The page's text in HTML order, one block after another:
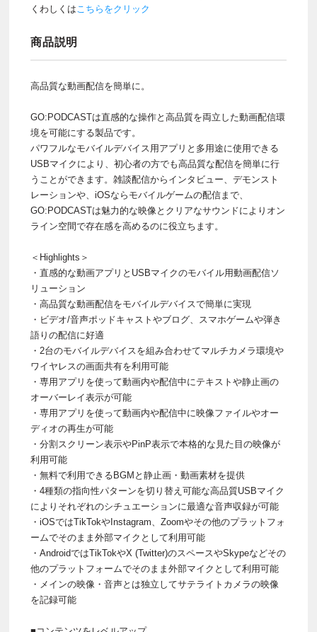
くわしくはこちらをクリック
商品説明
高品質な動画配信を簡単に。
GO:PODCASTは直感的な操作と高品質を両立した動画配信環
境を可能にする製品です。
パワフルなモバイルデバイス用アプリと多用途に使用できる
USBマイクにより、初心者の方でも高品質な配信を簡単に行
うことができます。雑談配信からインタビュー、デモンスト
レーションや、iOSならモバイルゲームの配信まで、
GO:PODCASTは魅力的な映像とクリアなサウンドによりオン
ライン空間で存在感を高めるのに役立ちます。
＜Highlights＞
・直感的な動画アプリとUSBマイクのモバイル用動画配信ソ
リューション
・高品質な動画配信をモバイルデバイスで簡単に実現
・ビデオ/音声ポッドキャストやブログ、スマホゲームや弾き
語りの配信に好適
・2台のモバイルデバイスを組み合わせてマルチカメラ環境や
ワイヤレスの画面共有を利用可能
・専用アプリを使って動画内や配信中にテキストや静止画の
オーバーレイ表示が可能
・専用アプリを使って動画内や配信中に映像ファイルやオー
ディオの再生が可能
・分割スクリーン表示やPinP表示で本格的な見た目の映像が
利用可能
・無料で利用できるBGMと静止画・動画素材を提供
・4種類の指向性パターンを切り替え可能な高品質USBマイク
によりそれぞれのシチュエーションに最適な音声収録が可能
・iOSではTikTokやInstagram、Zoomやその他のプラットフォ
ームでそのまま外部マイクとして利用可能
・AndroidではTikTokやX (Twitter)のスペースやSkypeなどその
他のプラットフォームでそのまま外部マイクとして利用可能
・メインの映像・音声とは独立してサテライトカメラの映像
を記録可能